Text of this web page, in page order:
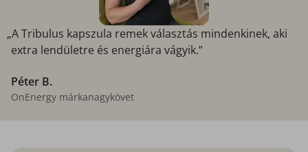
„A Tribulus kapszula remek választás mindenkinek, aki
extra lendületre és energiára vágyik.”
Péter B.
OnEnergy márkanagykövet